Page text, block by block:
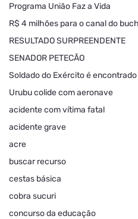
Programa União Faz a Vida
R$ 4 milhões para o canal do
RESULTADO SURPREENDENTE
SENADOR PETECÃO
Soldado do Exército é
Urubu colide com aeronave
acidente com vítima fatal
acidente grave
acre
buscar recurso
cestas básica
cobra sucuri
concurso da educação